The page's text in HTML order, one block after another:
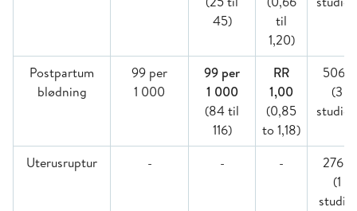
45)
til
1,20)
Postpartum
blødning
99 per
1 000
99 per
1 000
(84 til
116)
RR
1,00
(0,85
to 1,18)
5069
(3
Uterusruptur - - -
2760
(1
studie)